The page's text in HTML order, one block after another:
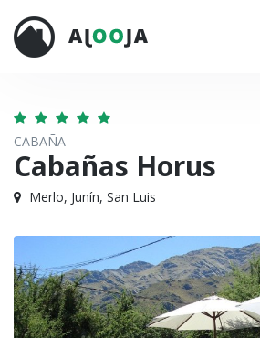
CABAÑA
Cabañas Horus
Merlo, Junín, San Luis